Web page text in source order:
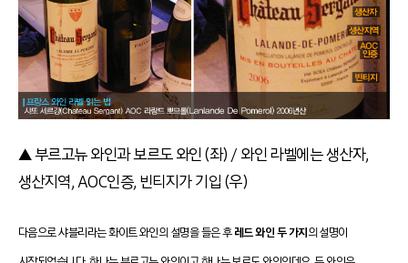
▲ 부르고뉴 와인과 보르도 와인 (좌) / 와인 라벨에는 생산자,
생산지역, AOC인증, 빈티지가 기입 (우)
다음으로 샤블리라는 화이트 와인의 설명을 들은 후레드 와인 두 가지 의 설명이